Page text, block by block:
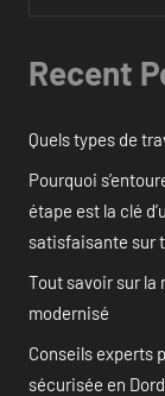
Recent
Quels types de
Pourquoi
étape est la clé
satisfaisante sur
Tout savoir sur la
modernisé
Conseils experts
sécurisée en